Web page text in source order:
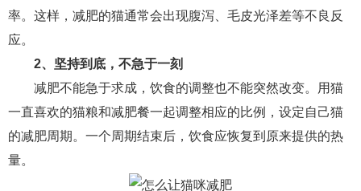
经营婚姻 婚姻修复 孕早期 感情挽回
备孕 产后恢复 减肥
产妇食谱 同性恋 交往 搭讪 光棍节
率。这样，减肥的猫通常会出现腹泻、毛皮光泽差等不良反
应。
2、坚持到底，不急于一刻
减肥不能急于求成，饮食的调整也不能突然改变。用猫
一直喜欢的猫粮和减肥餐一起调整相应的比例，设定自己猫
的减肥周期。一个周期结束后，饮食应恢复到原来提供的热
量。